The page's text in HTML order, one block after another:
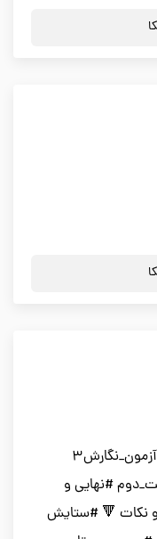
نمونه آزمون ها 🔻 #آزمون_فارسی۳ #آزمون_نگارش۳
#نوبت_دوم #نهایی و
و نکات 🔻 #ستایش